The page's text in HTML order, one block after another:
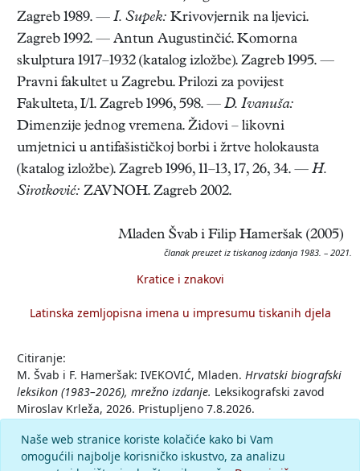
Zagreb 1989. — I. Supek: Krivovjernik na ljevici.
Zagreb 1992. — Antun Augustinčić. Komorna
skulptura 1917–1932 (katalog izložbe). Zagreb 1995. —
Pravni fakultet u Zagrebu. Prilozi za povijest
Fakulteta, I/1. Zagreb 1996, 598. — D. Ivanuša:
Dimenzije jednog vremena. Židovi – likovni
umjetnici u antifašističkoj borbi i žrtve holokausta
(katalog izložbe). Zagreb 1996, 11–13, 17, 26, 34. — H.
Sirotković: ZAVNOH. Zagreb 2002.
Mladen Švab i Filip Hameršak (2005)
članak preuzet iz tiskanog izdanja 1983. – 2021.
Kratice i znakovi
Latinska zemljopisna imena u impresumu tiskanih djela
Citiranje:
M. Švab i F. Hameršak: IVEKOVIĆ, Mladen. Hrvatski biografski
leksikon (1983–2026), mrežno izdanje. Leksikografski zavod
Miroslav Krleža, 2026. Pristupljeno 7.8.2026.
Komentar
Naše web stranice koriste kolačiće kako bi Vam
omogućili najbolje korisničko iskustvo, za analizu